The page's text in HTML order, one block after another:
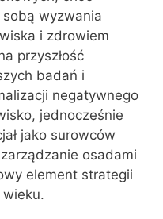
wyzwania
i zdrowiem
przyszłość
badań i
negatywnego
jednocześnie
jako surowców
osadami
element strategii